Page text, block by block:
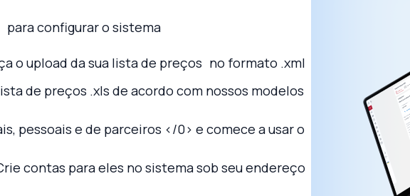
para configurar o sistema
o upload da sua lista de preços no formato .xml
de preços .xls de acordo com nossos modelos
pessoais e de parceiros </0> e comece a usar o
contas para eles no sistema sob seu endereço